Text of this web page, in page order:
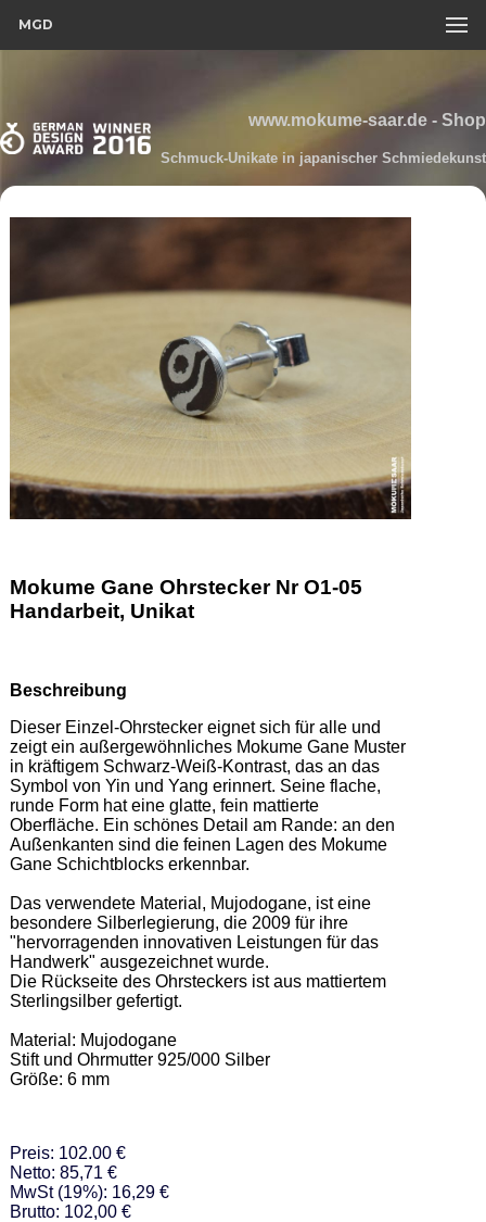
MGD
www.mokume-saar.de - Shop
Schmuck-Unikate in japanischer Schmiedekunst
Mokume Gane Ohrstecker Nr O1-05
Handarbeit, Unikat
Beschreibung
Dieser Einzel-Ohrstecker eignet sich für alle und
zeigt ein außergewöhnliches Mokume Gane Muster
in kräftigem Schwarz-Weiß-Kontrast, das an das
Symbol von Yin und Yang erinnert. Seine flache,
runde Form hat eine glatte, fein mattierte
Oberfläche. Ein schönes Detail am Rande: an den
Außenkanten sind die feinen Lagen des Mokume
Gane Schichtblocks erkennbar.
Das verwendete Material, Mujodogane, ist eine
besondere Silberlegierung, die 2009 für ihre
"hervorragenden innovativen Leistungen für das
Handwerk" ausgezeichnet wurde.
Die Rückseite des Ohrsteckers ist aus mattiertem
Sterlingsilber gefertigt.
Material: Mujodogane
Stift und Ohrmutter 925/000 Silber
Größe: 6 mm
Preis: 102.00 €
Netto: 85,71 €
MwSt (19%): 16,29 €
Brutto: 102,00 €